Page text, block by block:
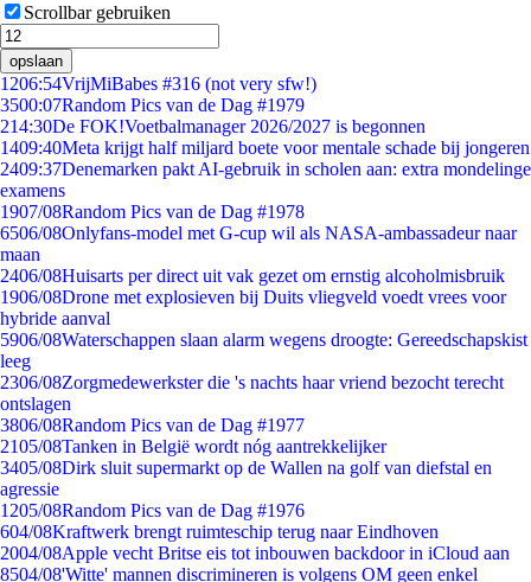
Scrollbar gebruiken
opslaan
1206:54VrijMiBabes #316 (not very sfw!)
3500:07Random Pics van de Dag #1979
214:30De FOK!Voetbalmanager 2026/2027 is begonnen
1409:40Meta krijgt half miljard boete voor mentale schade bij jongeren
2409:37Denemarken pakt AI-gebruik in scholen aan: extra mondelinge
examens
1907/08Random Pics van de Dag #1978
6506/08Onlyfans-model met G-cup wil als NASA-ambassadeur naar
maan
2406/08Huisarts per direct uit vak gezet om ernstig alcoholmisbruik
1906/08Drone met explosieven bij Duits vliegveld voedt vrees voor
hybride aanval
5906/08Waterschappen slaan alarm wegens droogte: Gereedschapskist
leeg
2306/08Zorgmedewerkster die 's nachts haar vriend bezocht terecht
ontslagen
3806/08Random Pics van de Dag #1977
2105/08Tanken in België wordt nóg aantrekkelijker
3405/08Dirk sluit supermarkt op de Wallen na golf van diefstal en
agressie
1205/08Random Pics van de Dag #1976
604/08Kraftwerk brengt ruimteschip terug naar Eindhoven
2004/08Apple vecht Britse eis tot inbouwen backdoor in iCloud aan
8504/08'Witte' mannen discrimineren is volgens OM geen enkel